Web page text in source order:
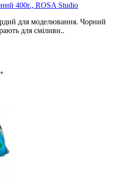
400г., ROSA Studio
для моделювання. Чорний
для сміливи..
+